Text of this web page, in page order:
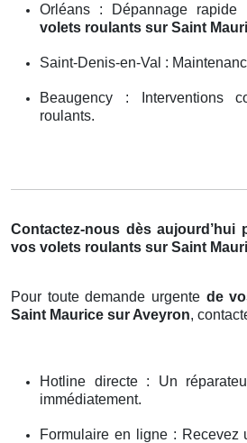
Orléans : Dépannage rapide
volets roulants sur Saint
Saint-Denis-en-Val :
Beaugency : Interventions
roulants.
Contactez-nous dès aujourd’hui
vos volets roulants sur Saint
Pour toute demande urgente de
Saint Maurice sur Aveyron,
Hotline directe : Un
immédiatement.
Formulaire en ligne : Recevez